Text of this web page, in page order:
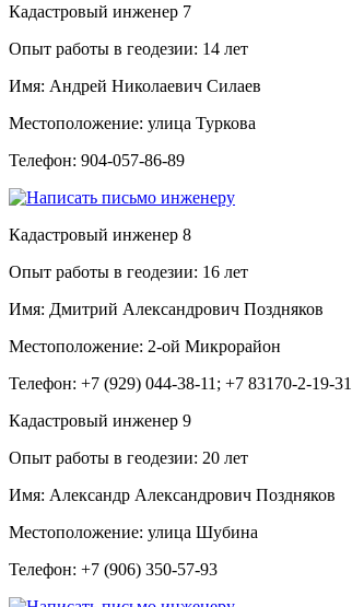
Кадастровый инженер 7
Опыт работы в геодезии: 14 лет
Имя: Андрей Николаевич Силаев
Местоположение: улица Туркова
Телефон: 904-057-86-89
Кадастровый инженер 8
Опыт работы в геодезии: 16 лет
Имя: Дмитрий Александрович Поздняков
Местоположение: 2-ой Микрорайон
Телефон: +7 (929) 044-38-11; +7 83170-2-19-31
Кадастровый инженер 9
Опыт работы в геодезии: 20 лет
Имя: Александр Александрович Поздняков
Местоположение: улица Шубина
Телефон: +7 (906) 350-57-93